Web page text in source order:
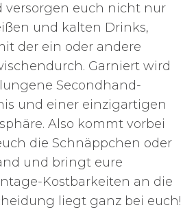
versorgen euch nicht nur
und kalten Drinks,
der ein oder andere
Garniert wird
Secondhand-
und einer einzigartigen
Also kommt vorbei
die Schnäppchen oder
und bringt eure
Kostbarkeiten an die
liegt ganz bei euch!